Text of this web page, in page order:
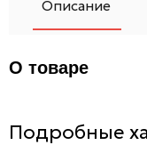
Описание
О товаре
Подробные